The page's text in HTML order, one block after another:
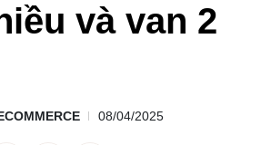
và van 2
08/04/2025